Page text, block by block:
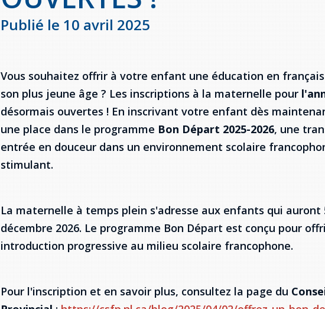
Publié le 10 avril 2025
Vous souhaitez offrir à votre enfant une éducation en
son plus jeune âge ? Les inscriptions à la maternelle pour
désormais ouvertes ! En inscrivant votre enfant dès
une place dans le programme Bon Départ 2025-2026, une
entrée en douceur dans un environnement scolaire
stimulant.
La maternelle à temps plein s'adresse aux enfants qui auront
décembre 2026. Le programme Bon Départ est conçu pour
introduction progressive au milieu scolaire francophone.
Pour l'inscription et en savoir plus, consultez la page du